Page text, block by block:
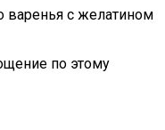
варенья с желатином
по этому